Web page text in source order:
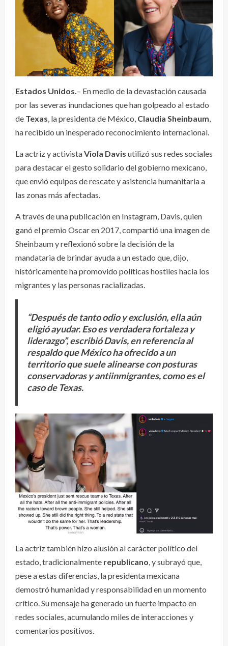
Estados Unidos.– En medio de la devastación causada
por las severas inundaciones que han golpeado al estado
de Texas, la presidenta de México, Claudia Sheinbaum,
ha recibido un inesperado reconocimiento internacional.
La actriz y activistaViola Davis utilizó sus redes sociales
para destacar el gesto solidario del gobierno mexicano,
que envió equipos de rescate y asistencia humanitaria a
las zonas más afectadas.
A través de una publicación en Instagram, Davis, quien
ganó el premio Oscar en 2017, compartió una imagen de
Sheinbaum y reflexionó sobre la decisión de la
mandataria de brindar ayuda a un estado que, dijo,
históricamente ha promovido políticas hostiles hacia los
migrantes y las personas racializadas.
“Después de tanto odio y exclusión, ella aún
eligió ayudar. Eso es verdadera fortaleza y
liderazgo”, escribió Davis, en referencia al
respaldo que México ha ofrecido a un
territorio que suele alinearse con posturas
conservadoras y antiinmigrantes, como es el
caso de Texas.
La actriz también hizo alusión al carácter político del
estado, tradicionalmente republicano, y subrayó que,
pese a estas diferencias, la presidenta mexicana
demostró humanidad y responsabilidad en un momento
crítico. Su mensaje ha generado un fuerte impacto en
redes sociales, acumulando miles de interacciones y
comentarios positivos.